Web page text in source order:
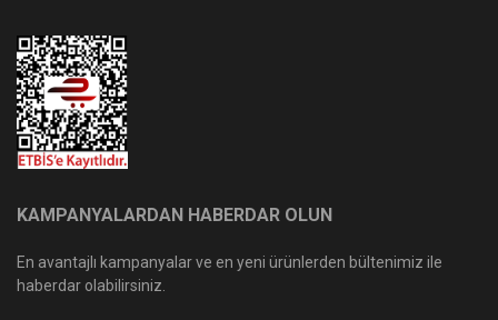
KAMPANYALARDAN HABERDAR OLUN
En avantajlı kampanyalar ve en yeni ürünlerden bültenimiz ile
haberdar olabilirsiniz.